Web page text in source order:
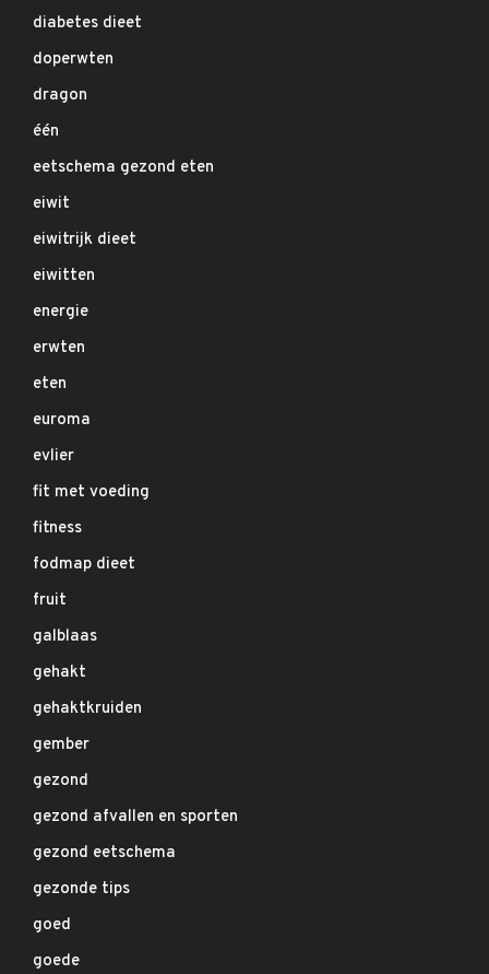
diabetes dieet
doperwten
dragon
één
eetschema gezond eten
eiwit
eiwitrijk dieet
eiwitten
energie
erwten
eten
euroma
evlier
fit met voeding
fitness
fodmap dieet
fruit
galblaas
gehakt
gehaktkruiden
gember
gezond
gezond afvallen en sporten
gezond eetschema
gezonde tips
goed
goede